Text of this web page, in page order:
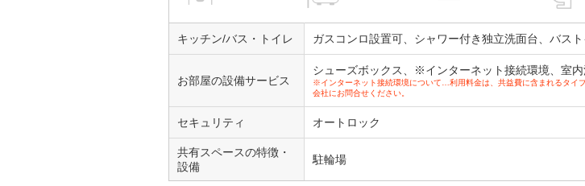
キッチン/バス・トイレ ガスコンロ設置可、シャワー付き独立洗面台、バス
お部屋の設備サービス
シューズボックス、※インターネット接続環境、室
※インターネット接続環境について…利用料金は、共益費に含まれるタイ
会社にお問合せください。
セキュリティ オートロック
共有スペースの特徴・
設備
駐輪場